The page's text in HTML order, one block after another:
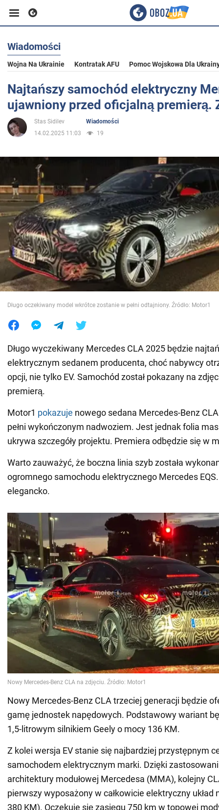
Biznes
Sport
Rozrywka
Polityka
Społeczeństwo
Wojna na Ukrainie
Świat
Jedzenie
Wiadomości
Wojna Na Ukrainie Kontratak AFU Pomoc Wojskowa Dla
Najtańszy samochód elektryczny
ujawniony przed oficjalną premierą.
Stas Sidilev
Wiadomości
14.02.2025 11:03
19
Długo oczekiwany model wkrótce zostanie w pełni odtajniony. Źródło: Motor1
Długo wyczekiwany Mercedes CLA 2025 będzie
elektrycznym sedanem producenta, choć nabywcy
opcji, nie tylko EV. Samochód został pokazany na
premierą.
Motor1 pokazuje nowego sedana Mercedes-Benz
pełni wykończonym nadwoziem. Jest jednak folia
ukrywa szczegóły projektu. Premiera odbędzie się w
Warto zauważyć, że boczna linia szyb została
ogromnego samochodu elektrycznego Mercedes
elegancko.
Nowy Mercedes-Benz CLA trzeciej generacji będzie
gamę jednostek napędowych. Podstawowy wariant
1,5-litrowym silnikiem Geely o mocy 136 KM.
Z kolei wersja EV stanie się najbardziej przystępnym
samochodem elektrycznym marki. Dzięki
architektury modułowej Mercedesa (MMA), kolejny
pierwszy wyposażony w całkowicie elektryczny układ
380 KM). Oczekuje się zasięgu 750 km w topowej